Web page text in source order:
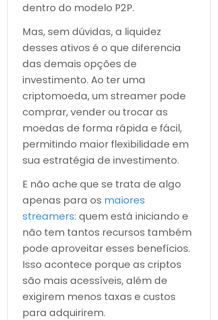
dentro do modelo P2P.
Mas, sem dúvidas, a liquidez
desses ativos é o que diferencia
das demais opções de
investimento. Ao ter uma
criptomoeda, um streamer pode
comprar, vender ou trocar as
moedas de forma rápida e fácil,
permitindo maior flexibilidade em
sua estratégia de investimento.
E não ache que se trata de algo
apenas para os maiores
streamers: quem está iniciando e
não tem tantos recursos também
pode aproveitar esses benefícios.
Isso acontece porque as criptos
são mais acessíveis, além de
exigirem menos taxas e custos
para adquirirem.